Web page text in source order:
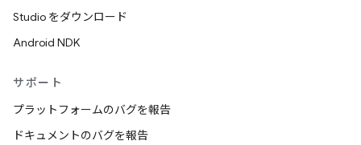
Studio をダウンロード
Android NDK
サポート
プラットフォームのバグを報告
ドキュメントのバグを報告